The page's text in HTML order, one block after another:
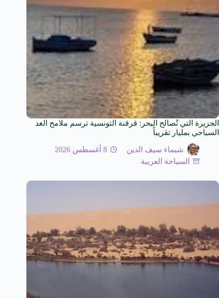
الجزيرة التي تُصالح البحر: قرقنة التونسية ترسم ملامح الغد
السياحي بمليار تقريباً
شيماء سيف الدين
8 أغسطس 2026
السياحة العربية